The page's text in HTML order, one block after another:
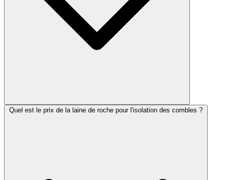
Quel est le prix de la laine de roche pour l'isolation des combles ?